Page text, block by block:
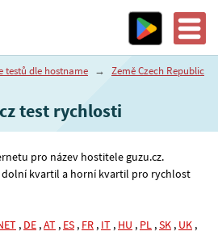
testů dle hostname → Země Czech Republic
test rychlosti
pro název hostitele guzu.cz.
kvartil a horní kvartil pro rychlost
, DE ,AT , ES , FR , IT , HU , PL ,SK , UK ,